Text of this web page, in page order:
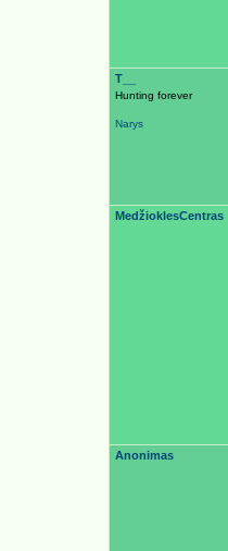
T__
Hunting forever
Narys
MedžioklesCentras
Anonimas